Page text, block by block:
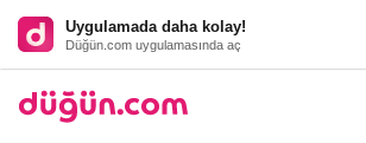
Uygulamada daha kolay!
Düğün.com uygulamasında aç